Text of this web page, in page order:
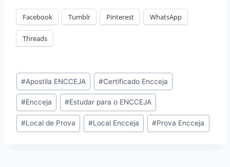
Facebook Tumblr Pinterest WhatsApp
Threads
Tags
do
Post:
#Apostila ENCCEJA #Certificado Encceja
#Encceja #Estudar para o ENCCEJA
#Local de Prova #Local Encceja #Prova Encceja